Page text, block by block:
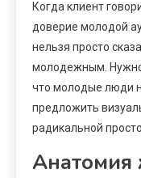
Когда клиент
доверие молодой
нельзя просто
молодежным. Нужно
что молодые люди
предложить
радикальной
Анатомия